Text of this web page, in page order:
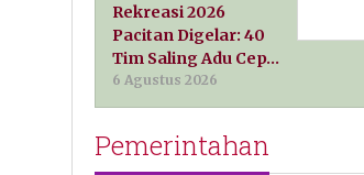
Rekreasi 2026
Pacitan Digelar: 40
Tim Saling Adu Cep…
6 Agustus 2026
Pemerintahan